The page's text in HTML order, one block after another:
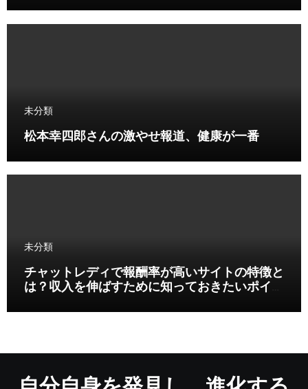
未分類
松本幸四郎さんの激やせ報道、健康が一番
未分類
チャットレディで報酬率が高いサイトの特徴と
は？収入を伸ばすために知っておきたいポイン